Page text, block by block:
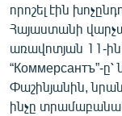
որոշել էին
Հայաստանի
առավոտյան 11-ին
“Коммерсантъ”-
Փաշինյանին,
ինչը